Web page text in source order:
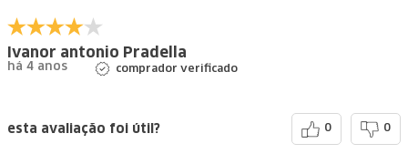
Ivanor antonio Pradella
há 4 anos comprador verificado
esta avaliação foi útil? 0 0